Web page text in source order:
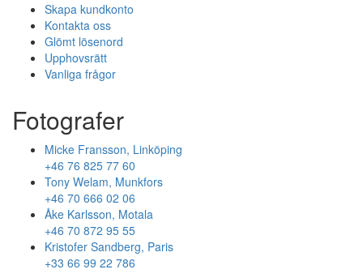
Skapa kundkonto
Kontakta oss
Glömt lösenord
Upphovsrätt
Vanliga frågor
Fotografer
Micke Fransson, Linköping
+46 76 825 77 60
Tony Welam, Munkfors
+46 70 666 02 06
Åke Karlsson, Motala
+46 70 872 95 55
Kristofer Sandberg, Paris
+33 66 99 22 786